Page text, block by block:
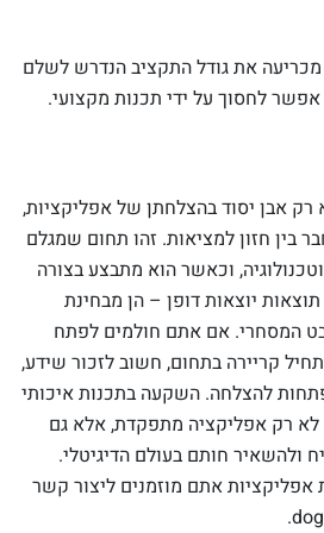
מכריעה את גודל התקציב הנדרש לשלם
לחסוך על ידי תכנות מקצועי.
רק אבן יסוד בהצלחתן של אפליקציות,
בין חזון למציאות. זהו תחום שמגלם
וכאשר הוא מתבצע בצורה
יוצאות דופן – הן מבחינת
המסחרי. אם אתם חולמים לפתח
קריירה בתחום, חשוב לזכור שידע,
להצלחה. השקעה בתכנות איכותי
לא רק אפליקציה מתפקדת, אלא גם
ולהשאיר חותם בעולם הדיגיטלי.
אפליקציות אתם מוזמנים ליצור קשר